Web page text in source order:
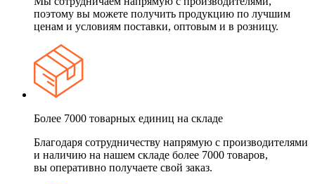
поэтому вы можете получить продукцию по лучшим
ценам и условиям поставки, оптовым и в розницу.
Более 7000 товарных единиц на складе
Благодаря сотрудничеству напрямую с производителями
и наличию на нашем складе более 7000 товаров,
вы оперативно получаете свой заказ.